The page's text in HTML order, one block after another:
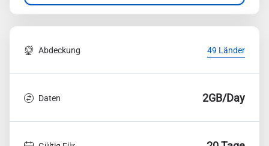
Abdeckung 49 Länder
Daten 2GB/Day